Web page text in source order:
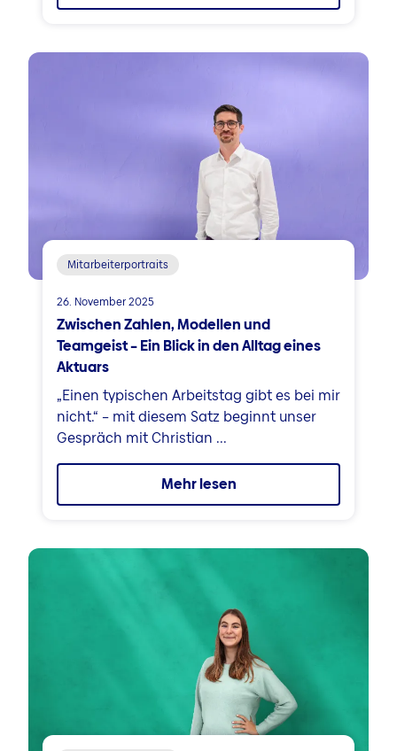
Mitarbeiterportraits
26. November 2025
Zwischen Zahlen, Modellen und
Teamgeist – Ein Blick in den Alltag eines
Aktuars
„Einen typischen Arbeitstag gibt es bei mir
nicht.“ – mit diesem Satz beginnt unser
Gespräch mit Christian ...
Mehr lesen